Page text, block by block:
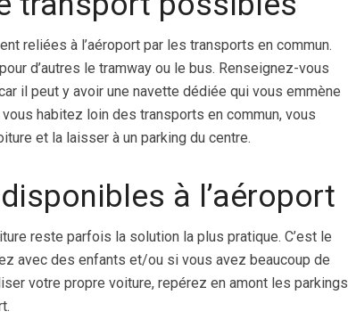
reliées à l’aéroport par les transports en commun.
d’autres le tramway ou le bus. Renseignez-vous
il peut y avoir une navette dédiée qui vous emmène
habitez loin des transports en commun, vous
et la laisser à un parking du centre.
à l’aéroport
reste parfois la solution la plus pratique. C’est le
avec des enfants et/ou si vous avez beaucoup de
votre propre voiture, repérez en amont les parkings